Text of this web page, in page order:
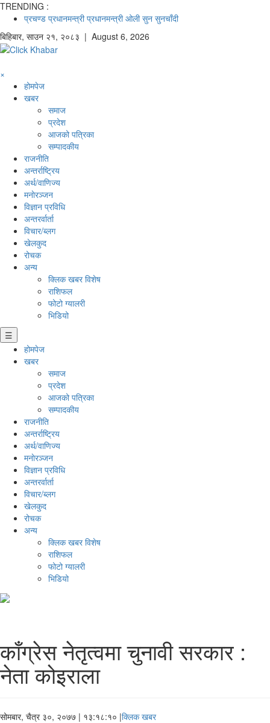
TRENDING :
प्रचण्ड प्रधानमन्त्री प्रधानमन्त्री ओली सुन सुनचाँदी
बिहिबार, साउन २१, २०८३ | August 6, 2026
×
होमपेज
खबर
समाज
प्रदेश
आजको पत्रिका
सम्पादकीय
राजनीति
अन्तर्राष्ट्रिय
अर्थ/वाणिज्य
मनाेरञ्जन
विज्ञान प्रविधि
अन्तरर्वार्ता
विचार/ब्लग
खेलकुद
रोचक
अन्य
क्लिक खबर विशेष
राशिफल
फोटो ग्यालरी
भिडियो
☰
होमपेज
खबर
समाज
प्रदेश
आजको पत्रिका
सम्पादकीय
राजनीति
अन्तर्राष्ट्रिय
अर्थ/वाणिज्य
मनाेरञ्जन
विज्ञान प्रविधि
अन्तरर्वार्ता
विचार/ब्लग
खेलकुद
रोचक
अन्य
क्लिक खबर विशेष
राशिफल
फोटो ग्यालरी
भिडियो
काँग्रेस नेतृत्वमा चुनावी सरकार :
नेता कोइराला
सोमबार, चैत्र ३०, २०७७ | १३:१८:१० |क्लिक खबर